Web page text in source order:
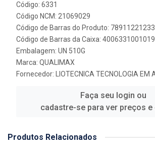
Código: 6331
Código NCM: 21069029
Código de Barras do Produto:
Código de Barras da Caixa: 4006331001019
Embalagem: UN 510G
Marca: QUALIMAX
Fornecedor:
LIOTECNICA TECNOLOGIA EM
Faça seu login ou
cadastre-se para ver preços
Produtos Relacionados